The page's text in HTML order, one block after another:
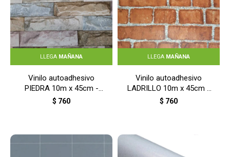
LLEGA MAÑANA
Vinilo autoadhesivo
PIEDRA 10m x 45cm -
PIEDRA
$ 760
LLEGA MAÑANA
Vinilo autoadhesivo
LADRILLO 10m x 45cm -
LADRILLO
$ 760